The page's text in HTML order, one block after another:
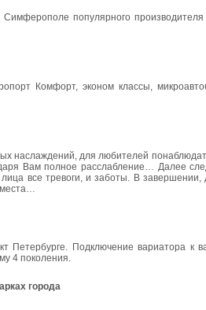
популярного
Комфорт, эконом классы,
наслаждений, для любителей
Вам полное расслабление… Далее
все тревоги, и заботы. В завершении,
Петербурге. Подключение вариатора к
4 поколения.
города